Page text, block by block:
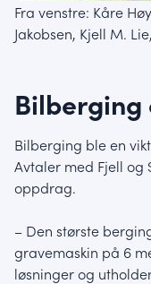
Fra venstre: Kåre
Jakobsen, Kjell M.
Bilberging
Bilberging ble en
Avtaler med Fjell og
oppdrag.
– Den største
gravemaskin på 6
løsninger og